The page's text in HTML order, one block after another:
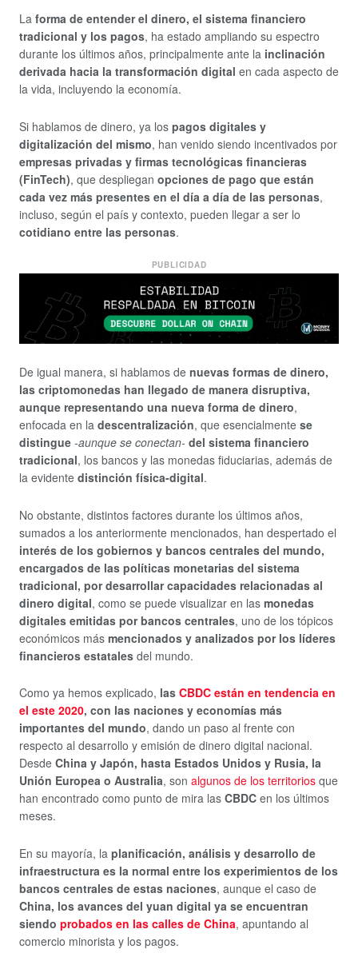
La forma de entender el dinero, el sistema financiero
tradicional y los pagos, ha estado ampliando su espectro
durante los últimos años, principalmente ante la inclinación
derivada hacia la transformación digital en cada aspecto de
la vida, incluyendo la economía.
Si hablamos de dinero, ya los pagos digitales y
digitalización del mismo, han venido siendo incentivados por
empresas privadas y firmas tecnológicas financieras
(FinTech), que despliegan opciones de pago que están
cada vez más presentes en el día a día de las personas,
incluso, según el país y contexto, pueden llegar a ser lo
cotidiano entre las personas.
PUBLICIDAD
De igual manera, si hablamos de nuevas formas de dinero,
las criptomonedas han llegado de manera disruptiva,
aunque representando una nueva forma de dinero,
enfocada en la descentralización, que esencialmente se
distingue -aunque se conectan- del sistema financiero
tradicional, los bancos y las monedas fiduciarias, además de
la evidente distinción física-digital.
No obstante, distintos factores durante los últimos años,
sumados a los anteriormente mencionados, han despertado el
interés de los gobiernos y bancos centrales del mundo,
encargados de las políticas monetarias del sistema
tradicional, por desarrollar capacidades relacionadas al
dinero digital, como se puede visualizar en las monedas
digitales emitidas por bancos centrales, uno de los tópicos
económicos más mencionados y analizados por los líderes
financieros estatales del mundo.
Como ya hemos explicado, las CBDC están en tendencia en
el este 2020, con las naciones y economías más
importantes del mundo, dando un paso al frente con
respecto al desarrollo y emisión de dinero digital nacional.
Desde China y Japón, hasta Estados Unidos y Rusia, la
Unión Europea o Australia, son algunos de los territorios que
han encontrado como punto de mira las CBDC en los últimos
meses.
En su mayoría, la planificación, análisis y desarrollo de
infraestructura es la normal entre los experimientos de los
bancos centrales de estas naciones, aunque el caso de
China, los avances del yuan digital ya se encuentran
siendo probados en las calles de China, apuntando al
comercio minorista y los pagos.